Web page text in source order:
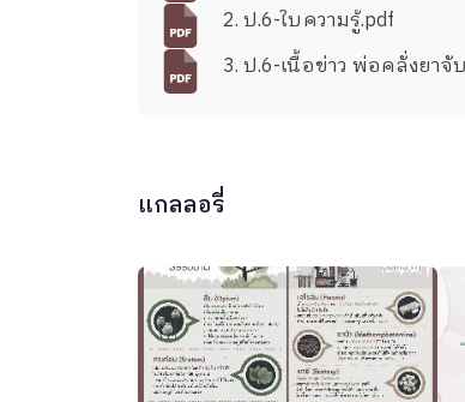
2. ป.6-ใบความรู้.pdf
3. ป.6-เนื้อข่าว พ่อคลั่งยา
แกลลอรี่